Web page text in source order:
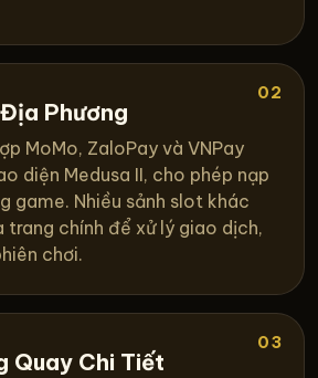
02
Phương
MoMo, ZaloPay và VNPay
diện Medusa II, cho phép nạp
game. Nhiều sảnh slot khác
trang chính để xử lý giao dịch,
chơi.
03
Quay Chi Tiết